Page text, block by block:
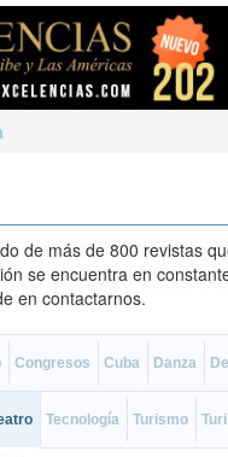
de más de 800 revistas
se encuentra en
en contactarnos.
Congresos Cuba Danza
Tecnología Turismo